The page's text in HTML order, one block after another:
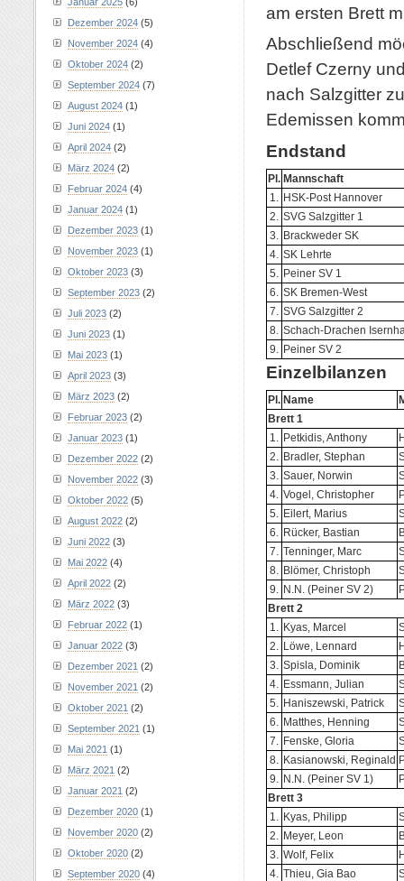
am ersten Brett
Abschließend
Detlef Czerny
nach Salzgitter
Edemissen
Endstand
Pl. Mannschaft
1.
HSK-Post Hannover
2.
SVG Salzgitter 1
3.
Brackweder SK
4. SK Lehrte
5.
Peiner SV 1
6.
SK Bremen-West
7.
SVG Salzgitter 2
8. Schach-Drachen
9.
Peiner SV 2
Einzelbilanzen
Pl. Name
Brett 1
1.
Petkidis, Anthony
2.
Bradler, Stephan
3.
Sauer, Norwin
4. Vogel, Christopher
5.
Eilert, Marius
6.
Rücker, Bastian
7.
Tenninger, Marc
8.
Blömer, Christoph
9.
N.N. (Peiner SV 2)
Brett 2
1.
Kyas, Marcel
2.
Löwe, Lennard
3.
Spisla, Dominik
4.
Essmann, Julian
5.
Haniszewski, Patrick
6.
Matthes, Henning
7.
Fenske, Gloria
8.
Kasianowski, Reginald
9.
N.N. (Peiner SV 1)
Brett 3
1.
Kyas, Philipp
2.
Meyer, Leon
3.
Wolf, Felix
4. Thieu, Gia Bao
Dezember 2024 (5)
November 2024 (4)
Oktober 2024 (2)
September 2024 (7)
August 2024 (1)
Juni 2024 (1)
April 2024 (2)
März 2024 (2)
Februar 2024 (4)
Januar 2024 (1)
Dezember 2023 (1)
November 2023 (1)
Oktober 2023 (3)
September 2023 (2)
Juli 2023 (2)
Juni 2023 (1)
Mai 2023 (1)
April 2023 (3)
März 2023 (2)
Februar 2023 (2)
Januar 2023 (1)
Dezember 2022 (2)
November 2022 (3)
Oktober 2022 (5)
August 2022 (2)
Juni 2022 (3)
Mai 2022 (4)
April 2022 (2)
März 2022 (3)
Februar 2022 (1)
Januar 2022 (3)
Dezember 2021 (2)
November 2021 (2)
Oktober 2021 (2)
September 2021 (1)
Mai 2021 (1)
März 2021 (2)
Januar 2021 (2)
Dezember 2020 (1)
November 2020 (2)
Oktober 2020 (2)
September 2020 (4)